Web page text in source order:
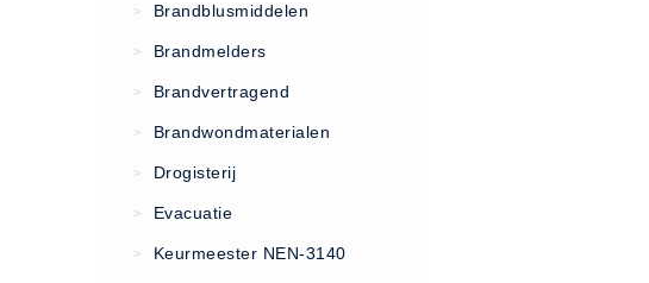
Inspectiecentrale
Ons Team
Nieuws
Contact
> Brandblusmiddelen
> Brandmelders
> Brandvertragend
> Brandwondmaterialen
> Drogisterij
> Evacuatie
> Keurmeester NEN-3140